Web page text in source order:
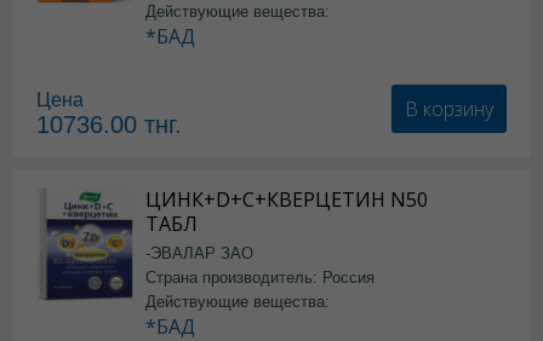
Действующие вещества:
*БАД
Цена
10736.00 тнг.
В корзину
ЦИНК+D+C+КВЕРЦЕТИН N50
ТАБЛ
-ЭВАЛАР ЗАО
Страна производитель: Россия
Действующие вещества:
*БАД